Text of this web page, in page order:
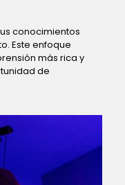
conocimientos
Este enfoque
más rica y
de